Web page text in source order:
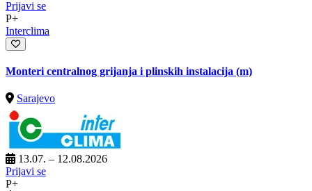
Prijavi se
P+
Interclima
Monteri centralnog grijanja i plinskih instalacija (m)
Sarajevo
13.07. – 12.08.2026
Prijavi se
P+